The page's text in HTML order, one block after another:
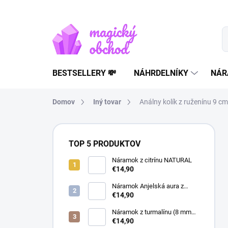
BESTSELLERY 💸 NÁHRDELNÍKY
Domov Iný tovar Análny kolík z ruženínu 9 cm
B
TOP 5 PRODUKTOV
Náramok z citrínu NATURAL
€14,90
Náramok Anjelská aura z
horského krištáľu | liečivý
€14,90
Náramok z turmalínu (8 mm
guľôčky) - Ochranný kameň
€14,90